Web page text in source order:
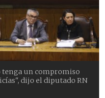
tenga un compromiso
dijo el diputado RN